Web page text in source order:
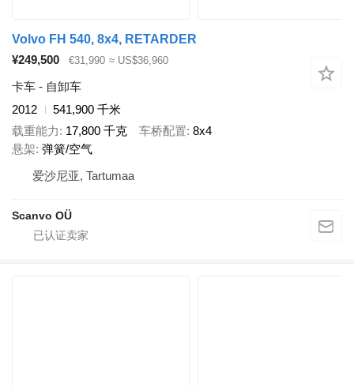
Volvo FH 540, 8x4, RETARDER
¥249,500
€31,990 ≈ US$36,960
卡车 - 自卸车
2012
541,900 千米
载重能力
17,800 千克 车桥配置 8x4
悬架 弹簧/空气
爱沙尼亚, Tartumaa
Scanvo OÜ